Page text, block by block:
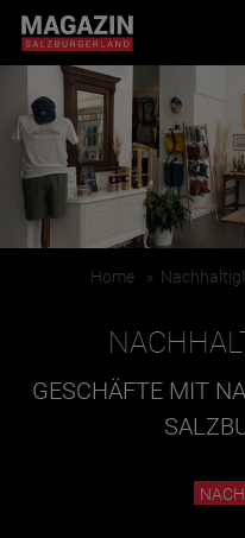
Zum Inhalt springen
BEITRÄGE IN MEINER
Magazin durchsuchen...
Home »
GESCHÄFTE MIT